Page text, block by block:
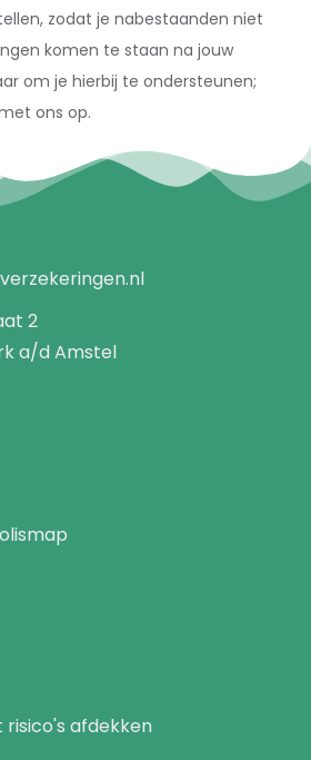
zodat je nabestaanden niet
komen te staan na jouw
om je hierbij te ondersteunen;
ons op.
2
a/d Amstel
afdekken